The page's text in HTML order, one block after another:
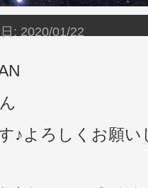
: 2020/01/22
♪よろしくお願い